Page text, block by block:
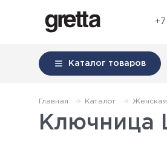
Каталог товаров
Главная Каталог Женская
Ключница